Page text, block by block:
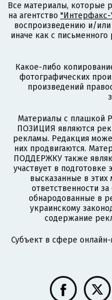
Все материалы, которые
на агентство "Интерфакс-
воспроизведению и/
иначе как с
Какое-либо
фотографических
произведений
Материалы с плашкой
ПОЗИЦИЯ являются
рекламы. Редакция
них продвигаются.
ПОДДЕРЖКУ также
участвует в подготовке
высказанные в этих
ответственности
обнародованные в
украинскому
содержание
Субъект в сфере